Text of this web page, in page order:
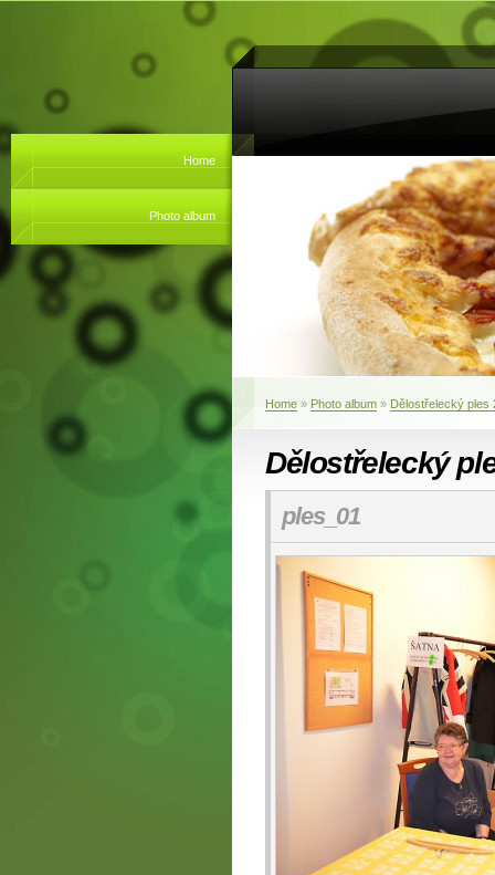
Home
Photo album
Home » Photo album » Dělostřelecký ples
Dělostřelecký
ples_01